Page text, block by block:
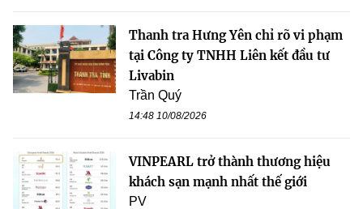
Thanh tra Hưng Yên chỉ rõ vi phạm
tại Công ty TNHH Liên kết đầu tư
Livabin
Trần Quý
14:48 10/08/2026
VINPEARL trở thành thương hiệu
khách sạn mạnh nhất thế giới
PV